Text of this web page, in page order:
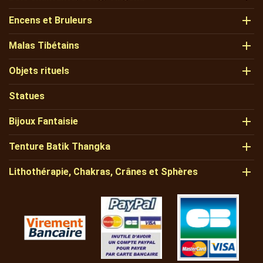
Encens et Bruleurs 
Malas Tibétains 
Objets rituels 
Statues
Bijoux Fantaisie 
Tenture Batik Thangka 
Lithothérapie, Chakras, Crânes et Sphères 